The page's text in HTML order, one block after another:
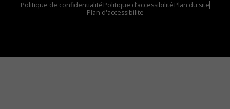
Politique de confidentialitéPolitique d’accessibilitéPlan du site
Plan d'accessibilite